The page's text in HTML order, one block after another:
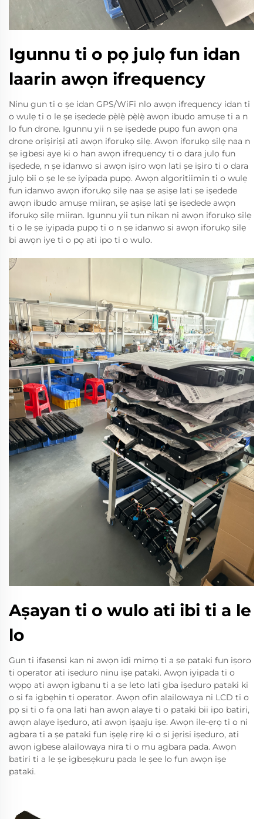
Igunnu ti o pọ julọ fun idan
laarin awọn ifrequency
Ninu gun ti o ṣe idan GPS/WiFi nlo awọn ifrequency idan ti
o wulẹ ti o le ṣe iṣedede pẹ̀lẹ̀ pẹ̀lẹ̀ awọn ibudo amuṣe ti a n
lo fun drone. Igunnu yii n ṣe iṣedede pupọ fun awọn ọna
drone oriṣiriṣi ati awọn iforukọ silẹ. Awọn iforukọ silẹ naa n
ṣe igbesi aye ki o han awọn ifrequency ti o dara julọ fun
iṣedede, n ṣe idanwo si awọn iṣiro wọn lati ṣe iṣiro ti o dara
julọ bii o ṣe le ṣe iyipada pupọ. Awọn algoritiimin ti o wulẹ
fun idanwo awọn iforukọ silẹ naa ṣe aṣiṣe lati ṣe iṣedede
awọn ibudo amuṣe miiran, ṣe aṣiṣe lati ṣe iṣedede awọn
iforukọ silẹ miiran. Igunnu yii tun nikan ni awọn iforukọ silẹ
ti o le ṣe iyipada pupọ ti o n ṣe idanwo si awọn iforukọ silẹ
bi awọn iye ti o pọ ati ipo ti o wulo.
Aṣayan ti o wulo ati ibi ti a le
lo
Gun ti ifasensi kan ni awọn idi mimọ ti a ṣe pataki fun iṣoro
ti operator ati iṣeduro ninu iṣe pataki. Awọn iyipada ti o
wọpọ ati awọn igbanu ti a ṣe leto lati gba iṣeduro pataki ki
o si fa igbẹhin ti operator. Awọn ofin alailowaya ni LCD ti o
pọ si ti o fa ọna lati han awọn alaye ti o pataki bii ipo batiri,
awọn alaye iṣeduro, ati awọn iṣaaju iṣe. Awọn ile-ẹrọ ti o ni
agbara ti a ṣe pataki fun iṣẹlẹ rirẹ ki o si jẹrisi iṣeduro, ati
awọn igbese alailowaya nira ti o mu agbara pada. Awọn
batiri ti a le ṣe igbesẹkuru pada le ṣee lo fun awọn iṣe
pataki.